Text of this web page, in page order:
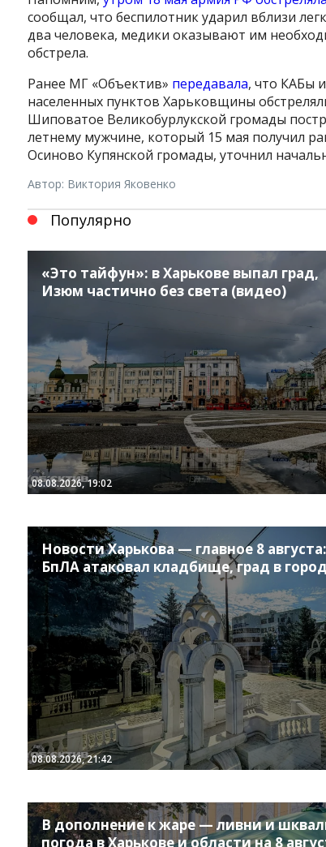
сообщал, что беспилотник ударил вблизи
два человека, медики оказывают им
обстрела.
Ранее МГ «Объектив» передавала, что КАБы
населенных пунктов Харьковщины
Шиповатое Великобурлукской громады
летнему мужчине, который 15 мая получил
Осиново Купянской громады, уточнил
Автор: Виктория Яковенко
Популярно
«Это тайфун»: в Харькове выпал град,
Изюм частично без света (видео)
08.08.2026, 19:02
Новости Харькова — главное 8 августа:
БпЛА атаковал кладбище, град в
08.08.2026, 21:42
В дополнение к жаре — ливни и
погода в Харькове и области на 8
InstagramFacebook
TwitterYoutube